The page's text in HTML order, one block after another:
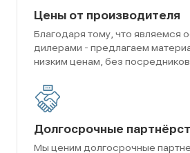
Цены от производителя
Благодаря тому, что являемся
дилерами - предлагаем
низким ценам, без
Долгосрочные
Мы ценим долгосрочные